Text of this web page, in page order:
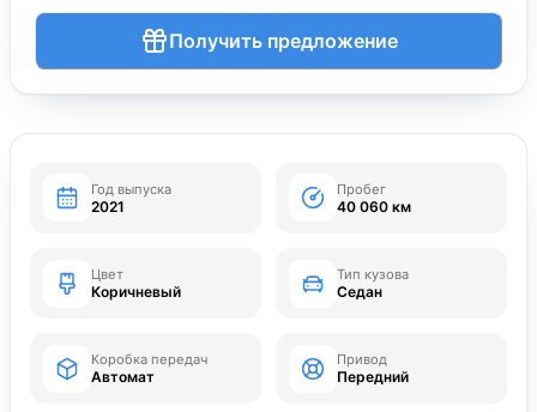
Получить предложение
Год выпуска
2021
Пробег
40 060 км
Цвет
Коричневый
Тип кузова
Седан
Коробка передач
Автомат
Привод
Передний